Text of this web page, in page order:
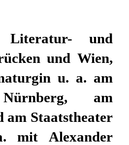
und
und Wien,
u. a. am
am
am Staatstheater
mit Alexander
–